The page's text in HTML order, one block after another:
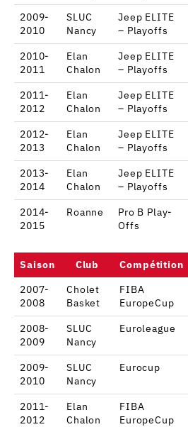
2009-
2010
SLUC
Nancy
Jeep ELITE
– Playoffs
2010-
2011
Elan
Chalon
Jeep ELITE
– Playoffs
2011-
2012
Elan
Chalon
Jeep ELITE
– Playoffs
2012-
2013
Elan
Chalon
Jeep ELITE
– Playoffs
2013-
2014
Elan
Chalon
Jeep ELITE
– Playoffs
2014-
2015
Roanne
Pro B Play-
Offs
Saison Club Compétition
2007-
2008
Cholet
Basket
FIBA
EuropeCup
2008-
2009
SLUC
Nancy
Euroleague
2009-
2010
SLUC
Nancy
Eurocup
2011-
2012
Elan
Chalon
FIBA
EuropeCup